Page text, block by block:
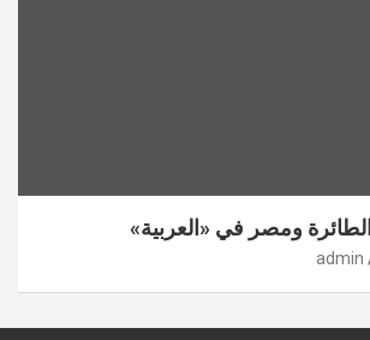
ومصر في «العربية»
admin